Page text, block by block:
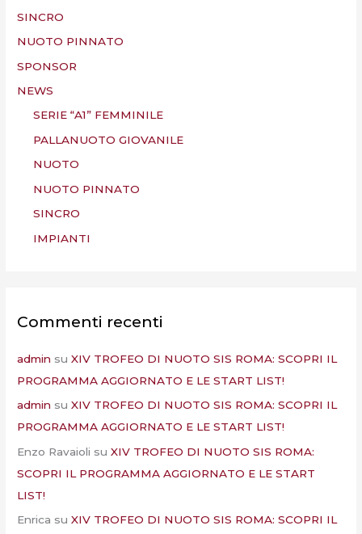
SINCRO
NUOTO PINNATO
SPONSOR
NEWS
SERIE “A1” FEMMINILE
PALLANUOTO GIOVANILE
NUOTO
NUOTO PINNATO
SINCRO
IMPIANTI
Commenti recenti
admin suXIV TROFEO DI NUOTO SIS ROMA: SCOPRI IL
PROGRAMMA AGGIORNATO E LE START LIST!
admin suXIV TROFEO DI NUOTO SIS ROMA: SCOPRI IL
PROGRAMMA AGGIORNATO E LE START LIST!
Enzo Ravaioli suXIV TROFEO DI NUOTO SIS ROMA:
SCOPRI IL PROGRAMMA AGGIORNATO E LE START
LIST!
Enrica suXIV TROFEO DI NUOTO SIS ROMA: SCOPRI IL